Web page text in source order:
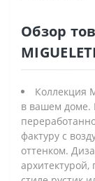
Обзор
Коллекция
в вашем доме.
фактуру с
оттенком.